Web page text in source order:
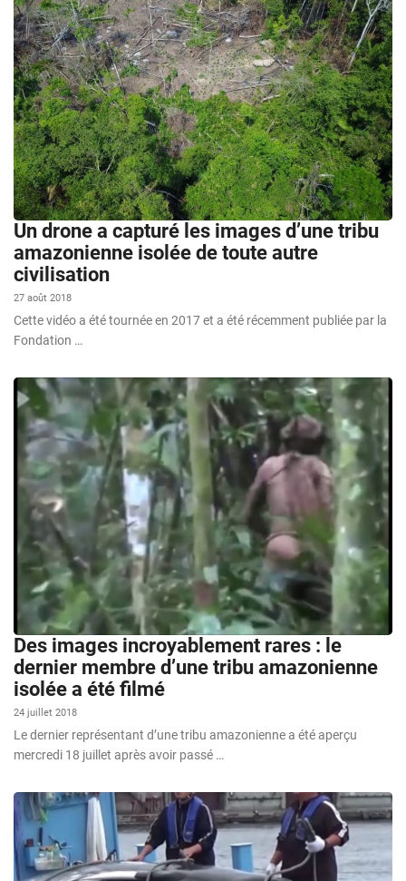
Un drone a capturé les images d’une tribu
amazonienne isolée de toute autre
civilisation
27 août 2018
Cette vidéo a été tournée en 2017 et a été récemment publiée par la
Fondation …
Des images incroyablement rares : le
dernier membre d’une tribu amazonienne
isolée a été filmé
24 juillet 2018
Le dernier représentant d’une tribu amazonienne a été aperçu
mercredi 18 juillet après avoir passé …